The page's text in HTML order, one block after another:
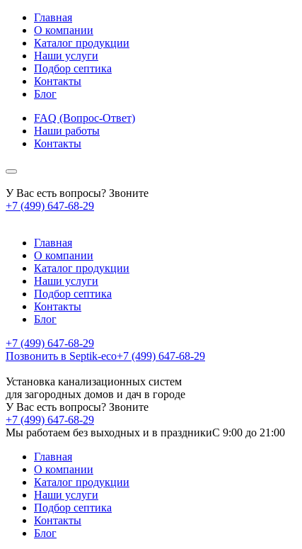
Главная
О компании
Каталог продукции
Наши услуги
Подбор септика
Контакты
Блог
FAQ (Вопрос-Ответ)
Наши работы
Контакты
У Вас есть вопросы? Звоните
+7 (499) 647-68-29
Главная
О компании
Каталог продукции
Наши услуги
Подбор септика
Контакты
Блог
+7 (499) 647-68-29
Позвонить в Septik-eco+7 (499) 647-68-29
Установка канализационных систем
для загородных домов и дач в городе
У Вас есть вопросы? Звоните
+7 (499) 647-68-29
Мы работаем без выходных и в праздникиC 9:00 до 21:00
Главная
О компании
Каталог продукции
Наши услуги
Подбор септика
Контакты
Блог